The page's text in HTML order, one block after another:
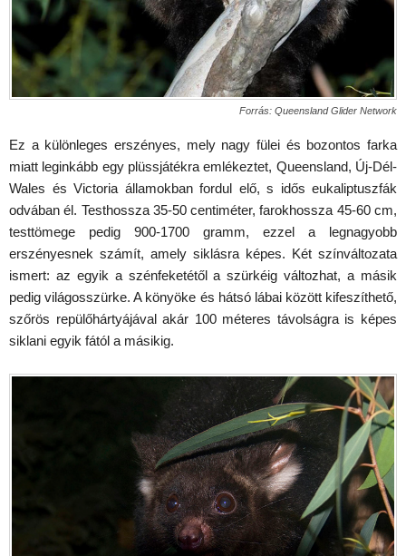
Forrás: Queensland Glider Network
Ez a különleges erszényes, mely nagy fülei és bozontos farka
miatt leginkább egy plüssjátékra emlékeztet, Queensland, Új-Dél-
Wales és Victoria államokban fordul elő, s idős eukaliptuszfák
odvában él. Testhossza 35-50 centiméter, farokhossza 45-60 cm,
testtömege pedig 900-1700 gramm, ezzel a legnagyobb
erszényesnek számít, amely siklásra képes. Két színváltozata
ismert: az egyik a szénfeketétől a szürkéig változhat, a másik
pedig világosszürke. A könyöke és hátsó lábai között kifeszíthető,
szőrös repülőhártyájával akár 100 méteres távolságra is képes
siklani egyik fától a másikig.